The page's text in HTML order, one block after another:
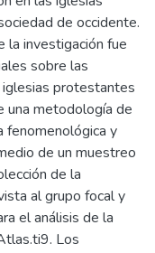
de occidente.
la investigación fue
sobre las
protestantes
una metodología de
fenomenológica y
de un muestreo
de la
al grupo focal y
el análisis de la
Los